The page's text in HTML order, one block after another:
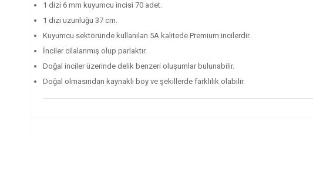
1 dizi 6 mm kuyumcu incisi 70 adet.
1 dizi uzunluğu 37 cm.
Kuyumcu sektöründe kullanılan 5A kalitede Premium incilerdir.
İnciler cilalanmış olup parlaktır.
Doğal inciler üzerinde delik benzeri oluşumlar bulunabilir.
Doğal olmasından kaynaklı boy ve şekillerde farklılık olabilir.